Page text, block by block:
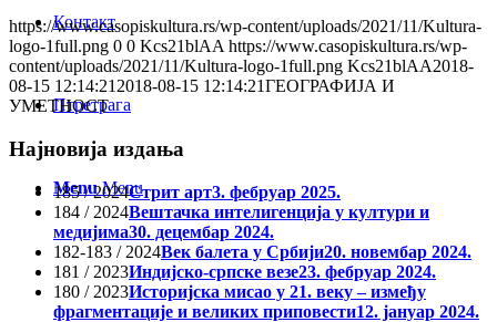
Контакт
Птретрага
Menu Menu
https://www.casopiskultura.rs/wp-content/uploads/2021/11/Kultura-
logo-1full.png 0 0 Kcs21blAA https://www.casopiskultura.rs/wp-
content/uploads/2021/11/Kultura-logo-1full.png Kcs21blAA2018-
08-15 12:14:212018-08-15 12:14:21ГЕОГРАФИЈА И
УМЕТНОСТ
Најновија издања
185 / 2024Стрит арт3. фебруар 2025.
184 / 2024Вештачка интелигенција у култури и
медијима30. децембар 2024.
182-183 / 2024Век балета у Србији20. новембар 2024.
181 / 2023Индијско-српске везе23. фебруар 2024.
180 / 2023Историјска мисао у 21. веку – између
фрагментације и великих приповести12. јануар 2024.